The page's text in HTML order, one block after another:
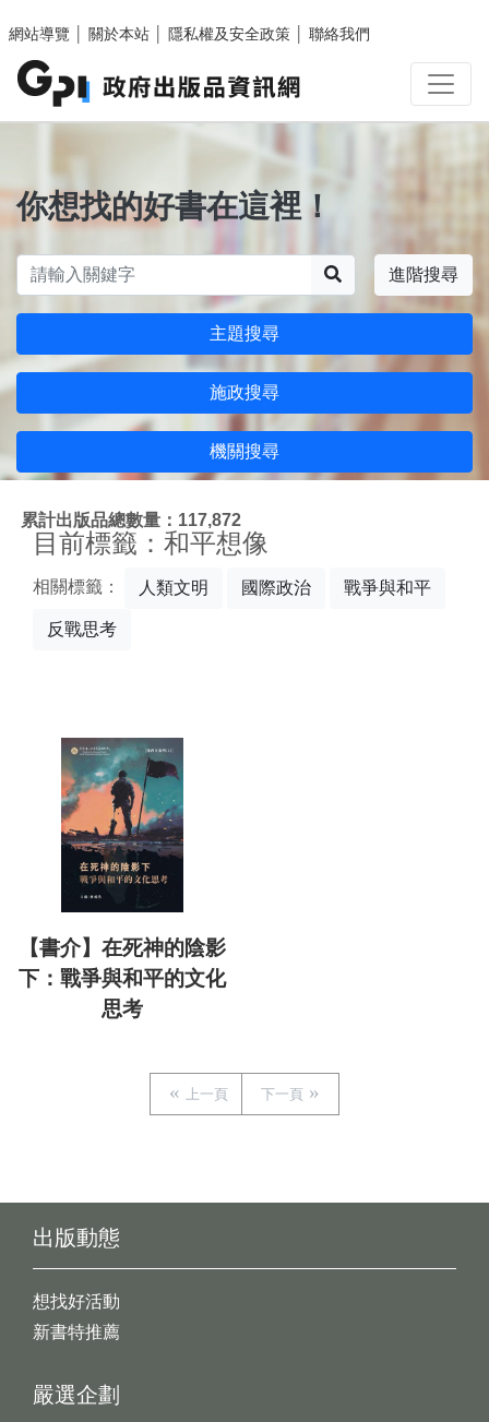
網站導覽
關於本站 隱私權及安全政策 聯絡我們
你想找的好書在這裡！
進階搜尋
主題搜尋
施政搜尋
機關搜尋
累計出版品總數量：117,872
目前標籤：和平想像
相關標籤： 人類文明 國際政治 戰爭與和平
反戰思考
【書介】在死神的陰影
下：戰爭與和平的文化
思考
上一頁 下一頁
出版動態
想找好活動
新書特推薦
嚴選企劃